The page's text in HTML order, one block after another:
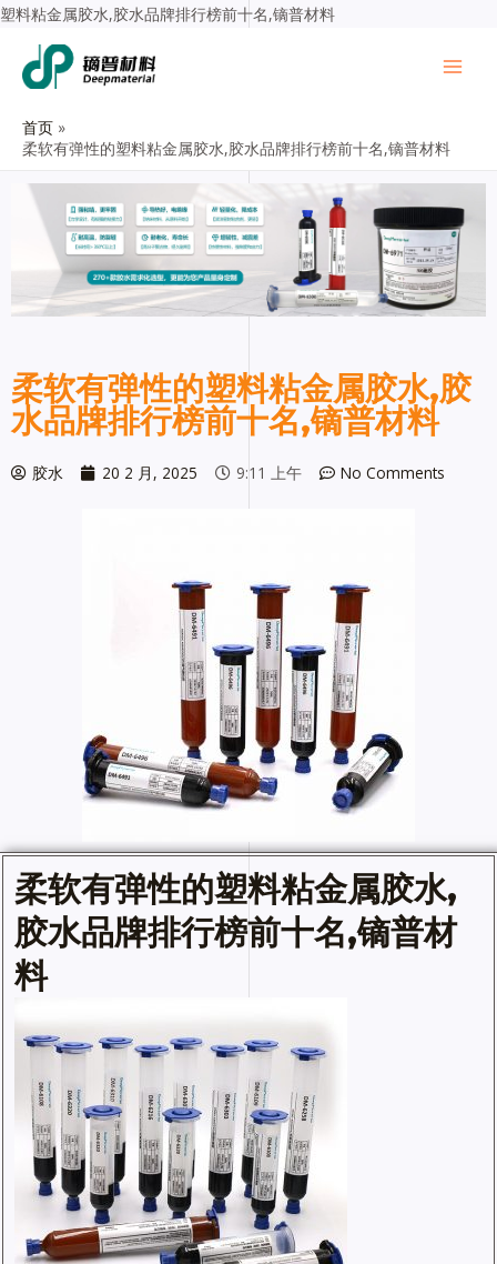
塑料粘金属胶水,胶水品牌排行榜前十名,镝普材料
首页
柔软有弹性的塑料粘金属胶水,胶水品牌排行榜前十名,镝普材料
柔软有弹性的塑料粘金属胶水,胶
水品牌排行榜前十名,镝普材料
胶水 20 2 月, 2025 9:11 上午 No Comments
柔软有弹性的塑料粘金属胶水,
胶水品牌排行榜前十名,镝普材
料